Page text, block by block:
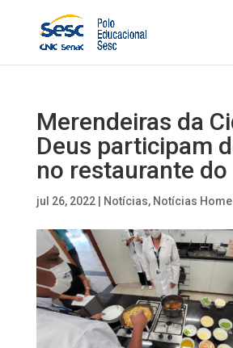
Merendeiras da
Deus participam
no restaurante do
jul 26, 2022| Notícias, Notícias Home|